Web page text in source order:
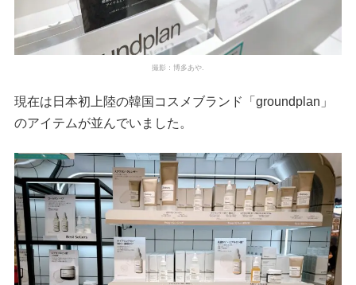
撮影：博多あや.
現在は日本初上陸の韓国コスメブランド「groundplan」
のアイテムが並んでいました。